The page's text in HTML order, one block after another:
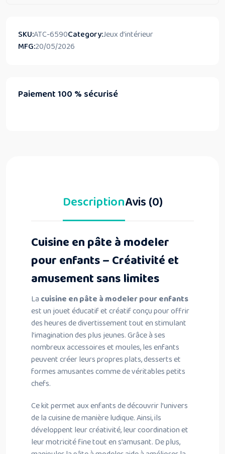
SKU:ATC-6590Category:Jeux d’intérieur
MFG:20/05/2026
Paiement 100 % sécurisé
DescriptionAvis (0)
Cuisine en pâte à modeler
pour enfants – Créativité et
amusement sans limites
La cuisine en pâte à modeler pour enfants
est un jouet éducatif et créatif conçu pour offrir
des heures de divertissement tout en stimulant
l’imagination des plus jeunes. Grâce à ses
nombreux accessoires et moules, les enfants
peuvent créer leurs propres plats, desserts et
formes amusantes comme de véritables petits
chefs.
Ce kit permet aux enfants de découvrir l’univers
de la cuisine de manière ludique. Ainsi, ils
développent leur créativité, leur coordination et
leur motricité fine tout en s’amusant. De plus,